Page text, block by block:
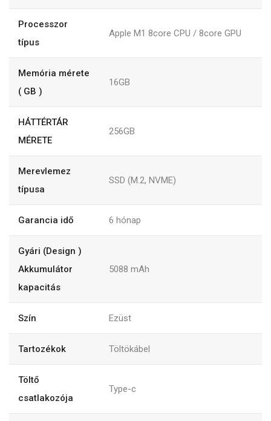
Processzor
típus
Apple M1 8core CPU / 8core GPU
Memória mérete
( GB )
16GB
HÁTTÉRTÁR
MÉRETE
256GB
Merevlemez
típusa
SSD (M.2, NVME)
Garancia idő 6 hónap
Gyári (Design )
Akkumulátor
kapacitás
5088 mAh
Szín Ezüst
Tartozékok Töltökábel
Töltő
csatlakozója
Type-c